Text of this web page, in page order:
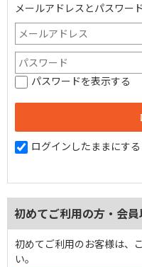
メールアドレスとパスワー
パスワードを表示する
ログインしたままにする
初めてご利用の方・会
初めてご利用のお客様は、
い。